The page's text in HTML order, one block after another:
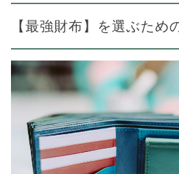
【最強財布】を選ぶため